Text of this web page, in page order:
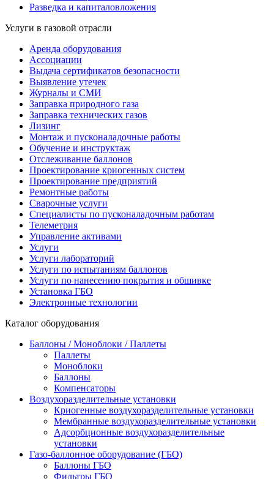
Разведка и капиталовложения
Услуги в газовой отрасли
Аренда оборудования
Ассоциации
Выдача сертификатов безопасности
Выявление утечек
Журналы и СМИ
Заправка природного газа
Заправка технических газов
Лизинг
Монтаж и пусконаладочные работы
Обучение и инструктаж
Отслеживание баллонов
Проектирование криогенных систем
Проектирование предприятий
Ремонтные работы
Сварочные услуги
Специалисты по пусконаладочным работам
Телеметрия
Управление активами
Услуги
Услуги лабораторий
Услуги по испытаниям баллонов
Услуги по нанесению покрытия и обшивке
Установка ГБО
Электронные технологии
Каталог оборудования
Баллоны / Моноблоки / Паллеты
Паллеты
Моноблоки
Баллоны
Компенсаторы
Воздухоразделительные установки
Криогенные воздухоразделительные установки
Мембранные воздухоразделительные установки
Адсорбционные воздухоразделительные
установки
Газо-баллонное оборудование (ГБО)
Баллоны ГБО
Фильтры ГБО